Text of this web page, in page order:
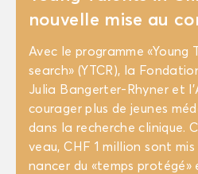
nou­velle mise au
Avec le pro­gramme
search» (YTCR), la
Julia Bangerter-​Rhyner et
cou­ra­ger plus de jeunes
dans la re­cherche cli­nique.
veau, CHF 1 mil­lion sont
nan­cer du «temps